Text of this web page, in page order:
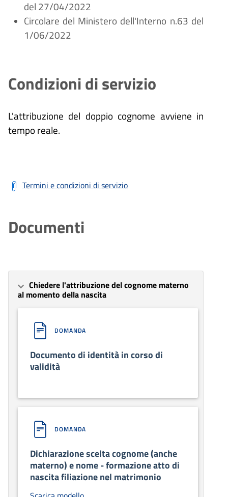
del 27/04/2022
Circolare del Ministero dell'Interno n.63 del
1/06/2022
Condizioni di servizio
L'attribuzione del doppio cognome avviene in
tempo reale.
Termini e condizioni di servizio
Documenti
Chiedere l'attribuzione del cognome materno
al momento della nascita
DOMANDA
Documento di identità in corso di
validità
DOMANDA
Dichiarazione scelta cognome (anche
materno) e nome - formazione atto di
nascita filiazione nel matrimonio